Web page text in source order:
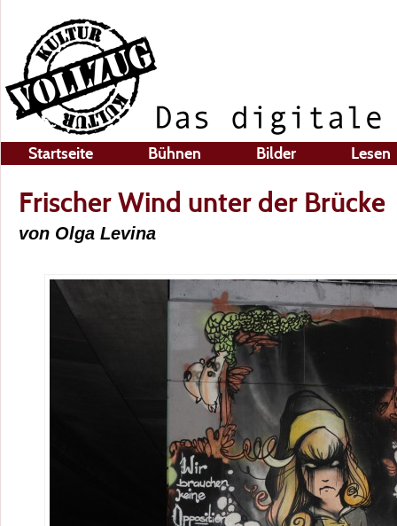
Startseite Bühnen Bilder Lesen
Frischer Wind unter der Brücke
von Olga Levina